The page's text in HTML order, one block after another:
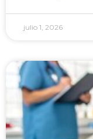
julio 1, 2026